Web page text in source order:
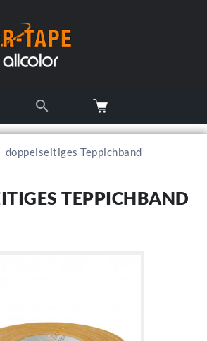
doppelseitiges Teppichband
TEPPICHBAND